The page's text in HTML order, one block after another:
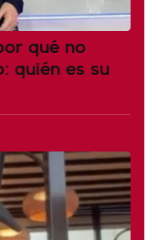
qué no
quién es su